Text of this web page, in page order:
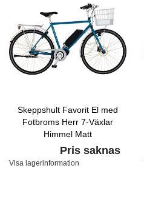
Skeppshult Favorit El med
Fotbroms Herr 7-Växlar
Himmel Matt
Pris saknas
Visa lagerinformation